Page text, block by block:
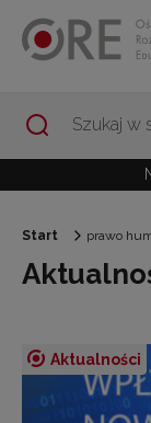
Start prawo
Aktualności